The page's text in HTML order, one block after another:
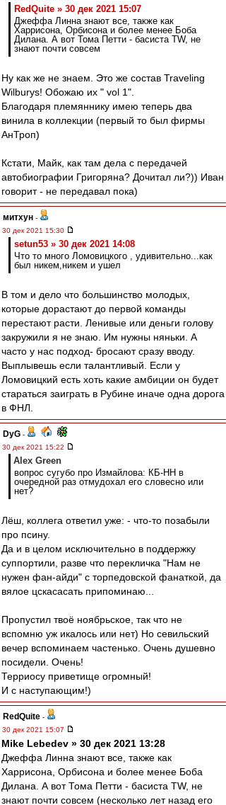
RedQuite » 30 дек 2021 15:07
Джеффа Линна знают все, также как
Харрисона, Орбисона и более менее Боба
Дилана. А вот Тома Петти - басиста TW, не
знают почти совсем
Ну как же не знаем. Это же состав Traveling
Wilburys! Обожаю их " vol 1".
Благодаря племяннику имею теперь два
винила в коллекции (первый то был фирмы
АнТроп)
Кстати, Майк, как там дела с передачей
автобиографии Григоряна? Дочитал ли?)) Иван
говорит - не передавал пока)
митхун -
30 дек 2021 15:30
setun53 » 30 дек 2021 14:08
Что то много Ломовицкого , удивительно...как
был никем,никем и ушел
В том и дело что большинство молодых,
которые дорастают до первой команды
перестают расти. Ленивые или деньги голову
закружили я не знаю. Им нужны няньки. А
часто у нас подход- бросают сразу вводу.
Выплывешь если талантливый. Если у
Ломовицкий есть хоть какие амбиции он будет
стараться заиграть в Рубине иначе одна дорога
в ФНЛ.
DyG -
30 дек 2021 15:22
Alex Green
вопрос сугубо про Измайлова: КБ-НН в
очередной раз отмудохал его словесно или
нет?
Лёш, коллега ответил уже: - что-то позабыли
про псину.
Да и в целом исключительно в поддержку
суппортили, разве что перекличка "Нам не
нужен фан-айди" с торпедовской фанаткой, да
вялое цскасасать припоминаю...
Пропустил твоё ноябрьское, так что не
вспомню уж икалось или нет) Но севильский
вечер вспоминаем частенько. Очень душевно
посидели. Очень!
Терриосу приветище огромный!
И с наступающим!)
RedQuite -
30 дек 2021 15:07
Mike Lebedev » 30 дек 2021 13:28
Джеффа Линна знают все, также как
Харрисона, Орбисона и более менее Боба
Дилана. А вот Тома Петти - басиста TW, не
знают почти совсем (несколько лет назад его